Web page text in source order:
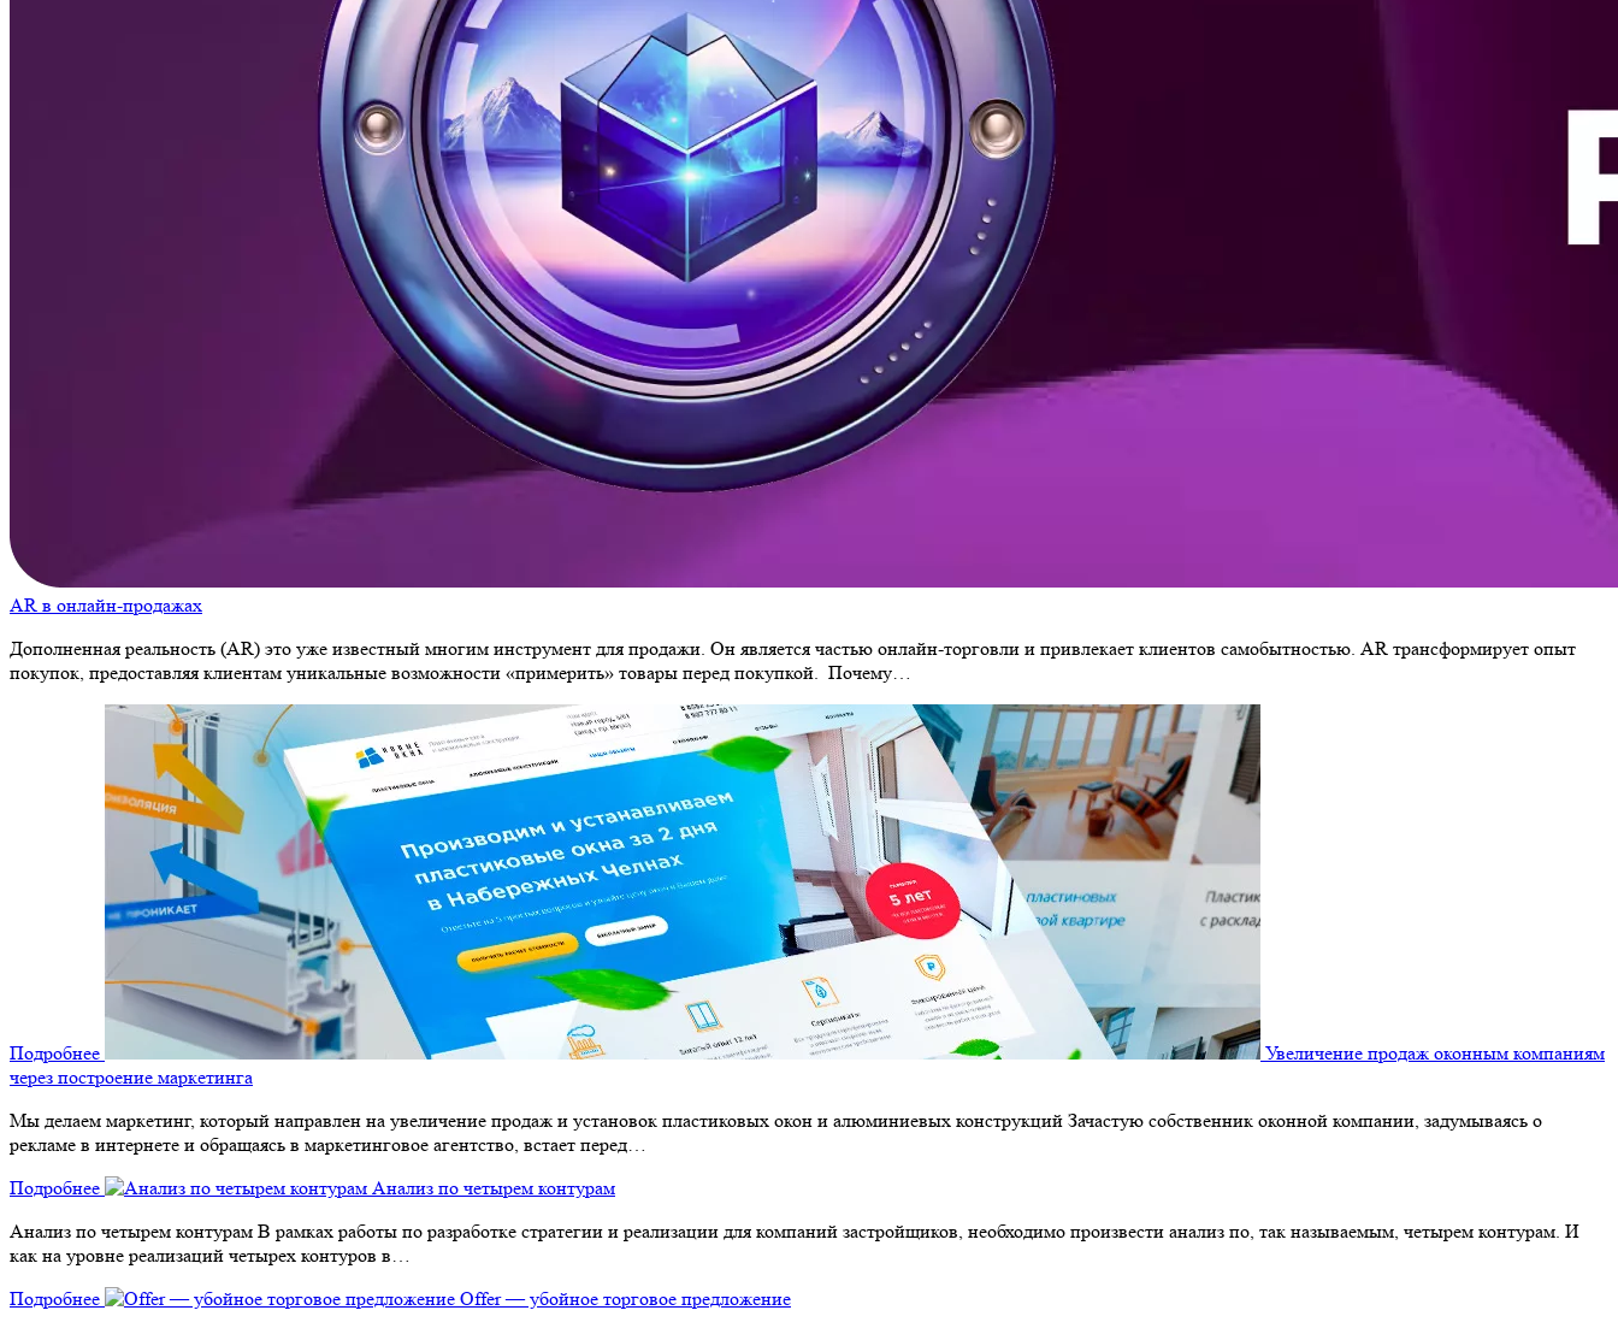
AR в онлайн-продажах
Дополненная реальность (AR) это уже известный многим инструмент для продажи. Он является частью онлайн-торговли и привлекает клиентов самобытностью. AR трансформирует опыт
покупок, предоставляя клиентам уникальные возможности «примерить» товары перед покупкой. Почему…
Подробнее
Увеличение продаж оконным компаниям
через построение маркетинга
Мы делаем маркетинг, который направлен на увеличение продаж и установок пластиковых окон и алюминиевых конструкций Зачастую собственник оконной компании, задумываясь о
рекламе в интернете и обращаясь в маркетинговое агентство, встает перед…
Подробнее
Анализ по четырем контурам
Анализ по четырем контурам В рамках работы по разработке стратегии и реализации для компаний застройщиков, необходимо произвести анализ по, так называемым, четырем контурам. И
как на уровне реализаций четырех контуров в…
Подробнее
Offer — убойное торговое предложение